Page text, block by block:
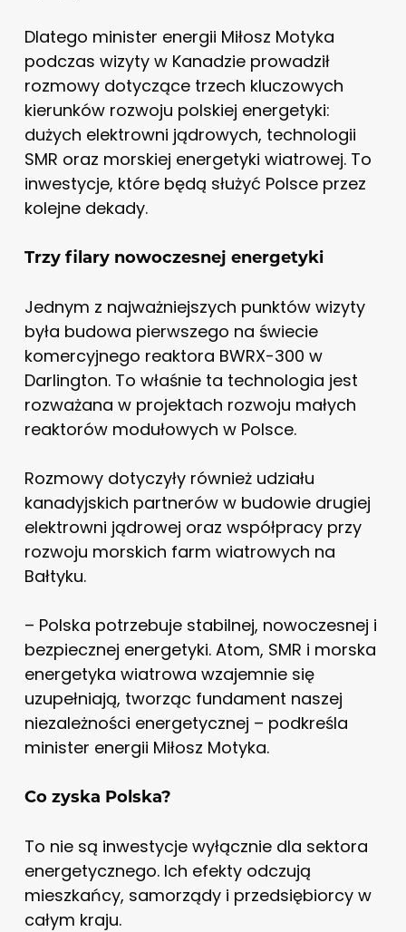
Dlatego minister energii Miłosz Motyka
podczas wizyty w Kanadzie prowadził
rozmowy dotyczące trzech kluczowych
kierunków rozwoju polskiej energetyki:
dużych elektrowni jądrowych, technologii
SMR oraz morskiej energetyki wiatrowej. To
inwestycje, które będą służyć Polsce przez
kolejne dekady.
Trzy filary nowoczesnej energetyki
Jednym z najważniejszych punktów wizyty
była budowa pierwszego na świecie
komercyjnego reaktora BWRX-300 w
Darlington. To właśnie ta technologia jest
rozważana w projektach rozwoju małych
reaktorów modułowych w Polsce.
Rozmowy dotyczyły również udziału
kanadyjskich partnerów w budowie drugiej
elektrowni jądrowej oraz współpracy przy
rozwoju morskich farm wiatrowych na
Bałtyku.
– Polska potrzebuje stabilnej, nowoczesnej i
bezpiecznej energetyki. Atom, SMR i morska
energetyka wiatrowa wzajemnie się
uzupełniają, tworząc fundament naszej
niezależności energetycznej – podkreśla
minister energii Miłosz Motyka.
Co zyska Polska?
To nie są inwestycje wyłącznie dla sektora
energetycznego. Ich efekty odczują
mieszkańcy, samorządy i przedsiębiorcy w
całym kraju.